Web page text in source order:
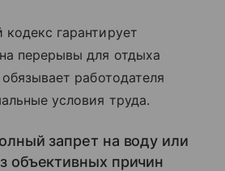
гарантирует
перерывы для отдыха
работодателя
условия труда.
запрет на воду или
объективных причин